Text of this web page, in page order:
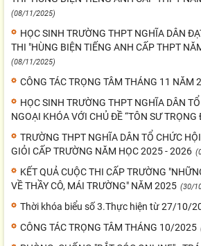
(08/11/2025)
HỌC SINH TRƯỜNG THPT NGHĨA DÂN
THI "HÙNG BIỆN TIẾNG ANH CẤP THPT
(08/11/2025)
CÔNG TÁC TRỌNG TÂM THÁNG 11 NĂM
HỌC SINH TRƯỜNG THPT NGHĨA DÂN
NGOẠI KHÓA VỚI CHỦ ĐỀ “TÔN SƯ TRỌNG
TRƯỜNG THPT NGHĨA DÂN TỔ CHỨC
GIỎI CẤP TRƯỜNG NĂM HỌC 2025 - 2026
KẾT QUẢ CUỘC THI CẤP TRƯỜNG
VỀ THẦY CÔ, MÁI TRƯỜNG" NĂM 2025 (30/
Thời khóa biểu số 3.Thực hiện từ 27/10/
CÔNG TÁC TRỌNG TÂM THÁNG 10/2025